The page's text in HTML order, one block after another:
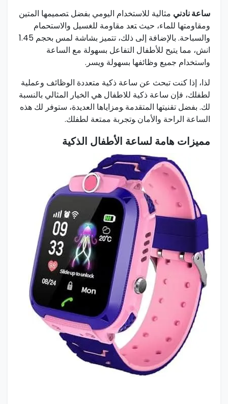
ساعة نادني مثالية للاستخدام اليومي بفضل ‍تصميمها المتين
⁣ومقاومتها للماء، حيث ‍تعد مقاومة للغسيل والاستحمام
والسباحة. بالإضافة إلى ذلك، ⁢تتميز بشاشة لمس بحجم 1.45
انش، مما ​يتيح للأطفال التفاعل بسهولة مع الساعة
واستخدام جميع وظائفها بسهولة ويسر.
لذا، إذا⁤ كنت تبحث عن ساعة ذكية متعددة الوظائف وعملية
لطفلك، فإن ساعة ذكية ‌للاطفال هي الخيار المثالي بالنسبة
لك. بفضل تقنيتها ⁢المتقدمة ‍ومزاياها العديدة، ستوفر لك هذه
الساعة الراحة والأمان ‍وتجربة ممتعة ⁣لطفلك.
مميزات هامة لساعة الأطفال‌ الذكية